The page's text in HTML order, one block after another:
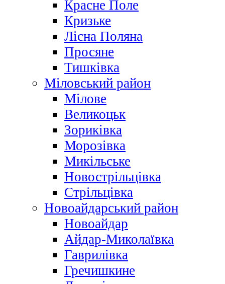
Красне Поле
Кризьке
Лісна Поляна
Просяне
Тишківка
Міловський район
Мілове
Великоцьк
Зориківка
Морозівка
Микільське
Новострільцівка
Стрільцівка
Новоайдарський район
Новоайдар
Айдар-Миколаївка
Гаврилівка
Гречишкине